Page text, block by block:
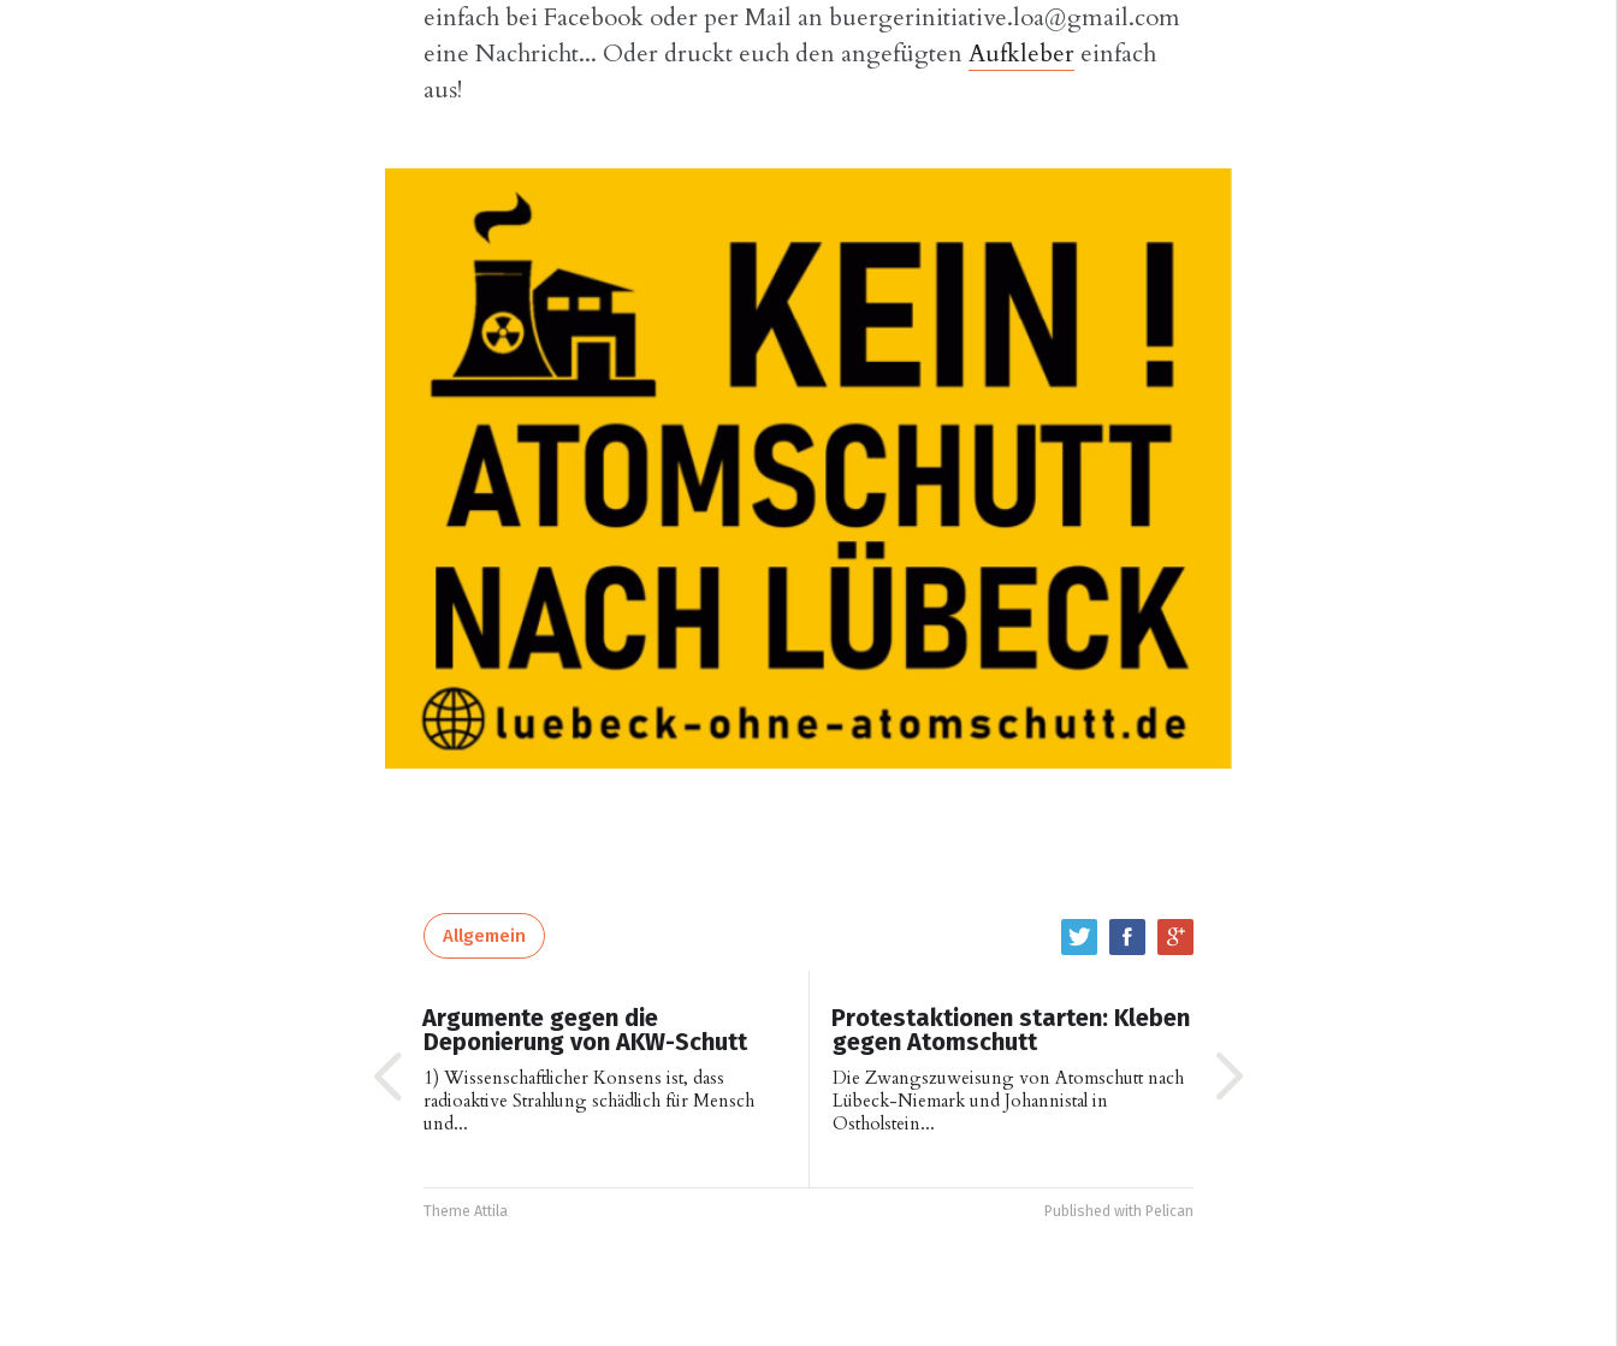
einfach bei Facebook oder per Mail an buergerinitiative.loa@gmail.com
eine Nachricht... Oder druckt euch den angefügtenAufkleber einfach
aus!
Allgemein
Argumente gegen die
Deponierung von AKW-Schutt
1) Wissenschaftlicher Konsens ist, dass
radioaktive Strahlung schädlich für Mensch
und...
Protestaktionen starten: Kleben
gegen Atomschutt
Die Zwangszuweisung von Atomschutt nach
Lübeck-Niemark und Johannistal in
Ostholstein...
Theme Attila Published with Pelican